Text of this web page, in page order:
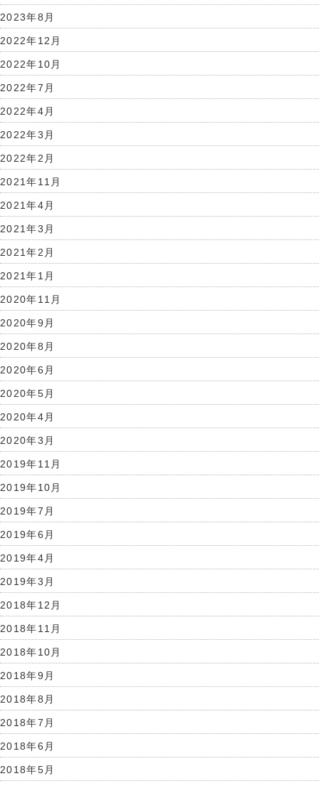
2023年8月
2022年12月
2022年10月
2022年7月
2022年4月
2022年3月
2022年2月
2021年11月
2021年4月
2021年3月
2021年2月
2021年1月
2020年11月
2020年9月
2020年8月
2020年6月
2020年5月
2020年4月
2020年3月
2019年11月
2019年10月
2019年7月
2019年6月
2019年4月
2019年3月
2018年12月
2018年11月
2018年10月
2018年9月
2018年8月
2018年7月
2018年6月
2018年5月